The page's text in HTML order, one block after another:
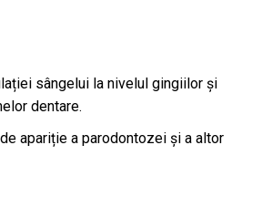
sângelui la nivelul gingiilor și
dentare.
apariție a parodontozei și a altor